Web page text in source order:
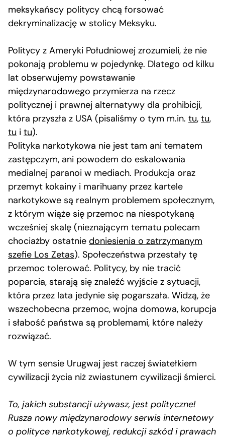
meksykańscy politycy chcą forsować
dekryminalizację w stolicy Meksyku.
Politycy z Ameryki Południowej zrozumieli, że nie
pokonają problemu w pojedynkę. Dlatego od kilku
lat obserwujemy powstawanie
międzynarodowego przymierza na rzecz
politycznej i prawnej alternatywy dla prohibicji,
która przyszła z USA (pisaliśmy o tym m.in. tu, tu,
tu i tu).
Polityka narkotykowa nie jest tam ani tematem
zastępczym, ani powodem do eskalowania
medialnej paranoi w mediach. Produkcja oraz
przemyt kokainy i marihuany przez kartele
narkotykowe są realnym problemem społecznym,
z którym wiąże się przemoc na niespotykaną
wcześniej skalę (nieznającym tematu polecam
chociażby ostatnie doniesienia o zatrzymanym
szefie Los Zetas). Społeczeństwa przestały tę
przemoc tolerować. Politycy, by nie tracić
poparcia, starają się znaleźć wyjście z sytuacji,
która przez lata jedynie się pogarszała. Widzą, że
wszechobecna przemoc, wojna domowa, korupcja
i słabość państwa są problemami, które należy
rozwiązać.
W tym sensie Urugwaj jest raczej światełkiem
cywilizacji życia niż zwiastunem cywilizacji śmierci.
To, jakich substancji używasz, jest polityczne!
Rusza nowy międzynarodowy serwis internetowy
o polityce narkotykowej, redukcji szkód i prawach